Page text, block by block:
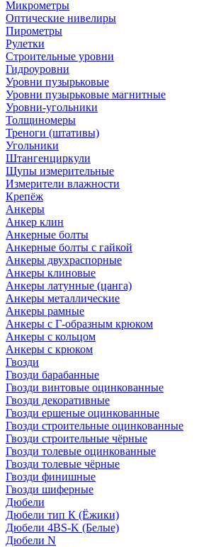
Микрометры
Оптические нивелиры
Пирометры
Рулетки
Строительные уровни
Гидроуровни
Уровни пузырьковые
Уровни пузырьковые магнитные
Уровни-угольники
Толщиномеры
Треноги (штативы)
Угольники
Штангенциркули
Щупы измерительные
Измерители влажности
Крепёж
Анкеры
Анкер клин
Анкерные болты
Анкерные болты с гайкой
Анкеры двухраспорные
Анкеры клиновые
Анкеры латунные (цанга)
Анкеры металлические
Анкеры рамные
Анкеры с Г-образным крюком
Анкеры с кольцом
Анкеры с крюком
Гвозди
Гвозди барабанные
Гвозди винтовые оцинкованные
Гвозди декоративные
Гвозди ершеные оцинкованные
Гвозди строительные оцинкованные
Гвозди строительные чёрные
Гвозди толевые оцинкованные
Гвозди толевые чёрные
Гвозди финишные
Гвозди шиферные
Дюбели
Дюбели тип К (Ёжики)
Дюбели 4BS-K (Белые)
Дюбели N